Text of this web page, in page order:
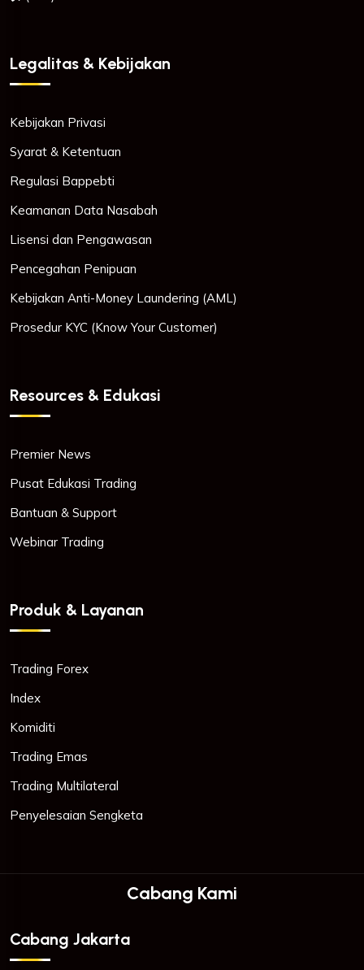
Legalitas & Kebijakan
Kebijakan Privasi
Syarat & Ketentuan
Regulasi Bappebti
Keamanan Data Nasabah
Lisensi dan Pengawasan
Pencegahan Penipuan
Kebijakan Anti-Money Laundering (AML)
Prosedur KYC (Know Your Customer)
Resources & Edukasi
Premier News
Pusat Edukasi Trading
Bantuan & Support
Webinar Trading
Produk & Layanan
Trading Forex
Index
Komiditi
Trading Emas
Trading Multilateral
Penyelesaian Sengketa
Cabang Kami
Cabang Jakarta